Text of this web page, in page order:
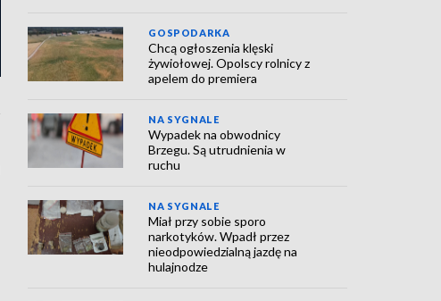
GOSPODARKA
Chcą ogłoszenia klęski
żywiołowej. Opolscy rolnicy z
apelem do premiera
NA SYGNALE
Wypadek na obwodnicy
Brzegu. Są utrudnienia w
ruchu
NA SYGNALE
Miał przy sobie sporo
narkotyków. Wpadł przez
nieodpowiedzialną jazdę na
hulajnodze